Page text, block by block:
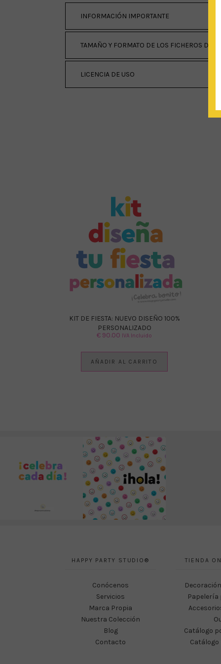
INFORMACIÓN IMPORTANTE
TAMAÑO Y FORMATO DE LOS FICHEROS DE
LICENCIA DE USO
KIT DE FIESTA: NUEVO DISEÑO 100%
PERSONALIZADO
€ 90.00 IVA Incluido
AÑADIR AL CARRITO
HAPPY PARTY STUDIO®
Conócenos
Servicios
Marca Propia
Nuestra Colección
Blog
Contacto
TIENDA
Papelería
Catálogo
Catálogo